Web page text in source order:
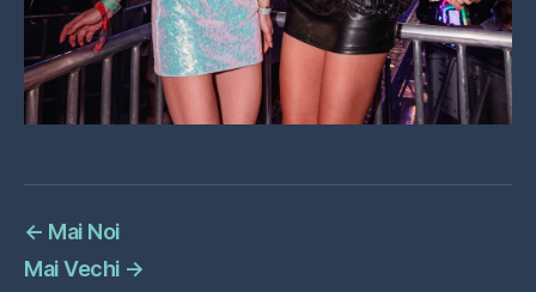
← Mai Noi
Mai Vechi →